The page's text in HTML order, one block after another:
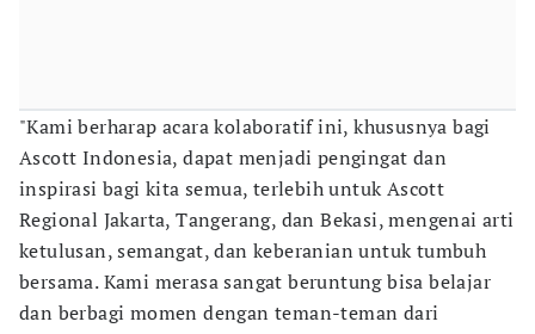
"Kami berharap acara kolaboratif ini, khususnya bagi
Ascott Indonesia, dapat menjadi pengingat dan
inspirasi bagi kita semua, terlebih untuk Ascott
Regional Jakarta, Tangerang, dan Bekasi, mengenai arti
ketulusan, semangat, dan keberanian untuk tumbuh
bersama. Kami merasa sangat beruntung bisa belajar
dan berbagi momen dengan teman-teman dari